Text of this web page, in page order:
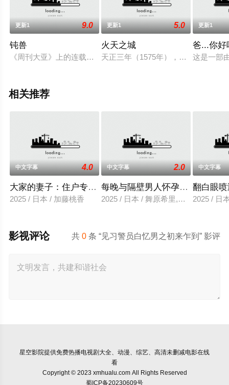
更新1 9.0
钝兽
《周刊大亚》上的连载小说《钝兽》备受好评，更获得了文学
更新1 5.0
火天之城
天正三年（1575年），一代枭雄织
更新1
爸...你好
这是一部
相关推荐
中文字幕 4.0
大家的妻子：住户专用洞口
2025 / 日本 / 加藤桃香
中文字幕 2.0
每晚与隔壁男人怀孕性爱
2025 / 日本 / 舞原希里,佐川金二
中文字幕
翻白眼
2025 / 日
共0 条 “见习警员白忆男之初来乍到” 影评
影视评论
星空影院提供免费热播电视剧大全、动漫、综艺、高清未删减电影在线
看
Copyright © 2023 xmhualu.com All Rights Reserved
蜀ICP备20230609号